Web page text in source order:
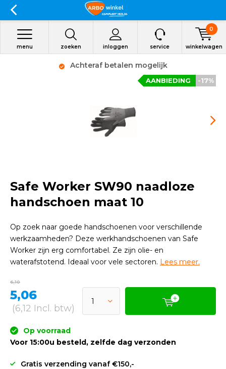
zoeken inloggen
menu service winkelwagen
0
Achteraf betalen mogelijk
-17%
AANBIEDING
Safe Worker SW90 naadloze
handschoen maat 10
Op zoek naar goede handschoenen voor verschillende
werkzaamheden? Deze werkhandschoenen van Safe
Worker zijn erg comfortabel. Ze zijn olie- en
waterafstotend. Ideaal voor vele sectoren. Lees meer.
6,10
5,06
(6,12 Incl. btw)
Op voorraad
Voor 15:00u besteld, zelfde dag verzonden
Gratis verzending vanaf €150,-